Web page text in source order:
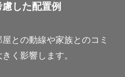
した配置例
との動線や家族とのコミ
く影響します。